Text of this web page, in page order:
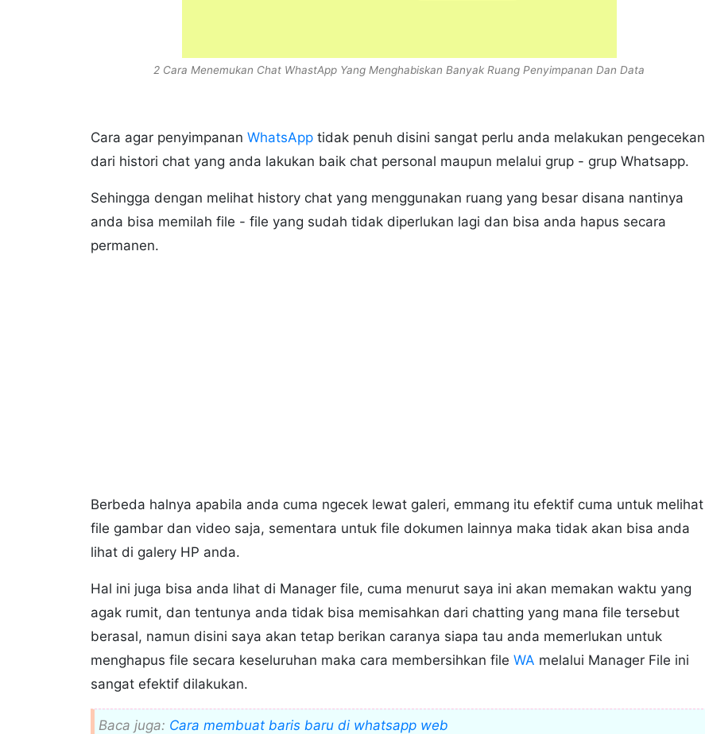
2 Cara Menemukan Chat WhastApp Yang Menghabiskan Banyak Ruang Penyimpanan Dan Data
Cara agar penyimpanan WhatsApp tidak penuh disini sangat perlu anda melakukan pengecekan
dari histori chat yang anda lakukan baik chat personal maupun melalui grup - grup Whatsapp.
Sehingga dengan melihat history chat yang menggunakan ruang yang besar disana nantinya
anda bisa memilah file - file yang sudah tidak diperlukan lagi dan bisa anda hapus secara
permanen.
Berbeda halnya apabila anda cuma ngecek lewat galeri, emmang itu efektif cuma untuk melihat
file gambar dan video saja, sementara untuk file dokumen lainnya maka tidak akan bisa anda
lihat di galery HP anda.
Hal ini juga bisa anda lihat di Manager file, cuma menurut saya ini akan memakan waktu yang
agak rumit, dan tentunya anda tidak bisa memisahkan dari chatting yang mana file tersebut
berasal, namun disini saya akan tetap berikan caranya siapa tau anda memerlukan untuk
menghapus file secara keseluruhan maka cara membersihkan file WA melalui Manager File ini
sangat efektif dilakukan.
Baca juga: Cara membuat baris baru di whatsapp web